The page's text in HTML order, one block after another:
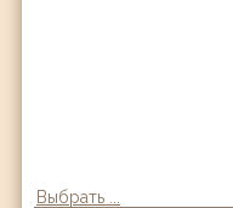
Выбрать ...